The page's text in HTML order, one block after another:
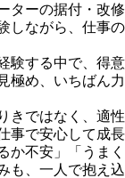
ターの据付・改
しながら、仕事
験する中で、得
極め、いちばん
きではなく、適
事で安心して成長
か不安」「うま
、一人で抱え